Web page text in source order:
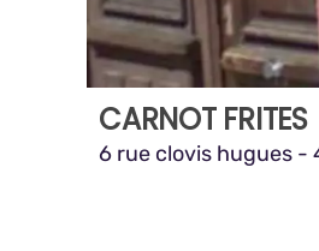
CARNOT FRITES
6 rue clovis hugues